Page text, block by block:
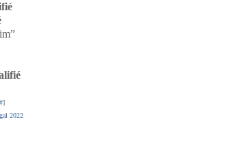
#]
2022